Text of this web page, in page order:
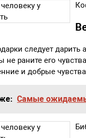
следует дарить
не раните его
и добрые
Самые